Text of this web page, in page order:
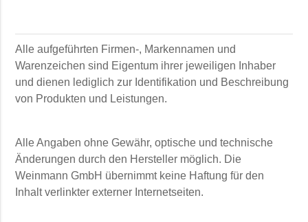
Alle aufgeführten Firmen-, Markennamen und
Warenzeichen sind Eigentum ihrer jeweiligen Inhaber
und dienen lediglich zur Identifikation und Beschreibung
von Produkten und Leistungen.
Alle Angaben ohne Gewähr, optische und technische
Änderungen durch den Hersteller möglich. Die
Weinmann GmbH übernimmt keine Haftung für den
Inhalt verlinkter externer Internetseiten.